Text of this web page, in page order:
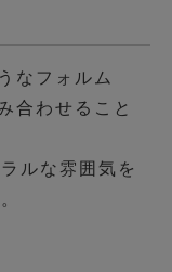
なフォルム
合わせること
ルな雰囲気を